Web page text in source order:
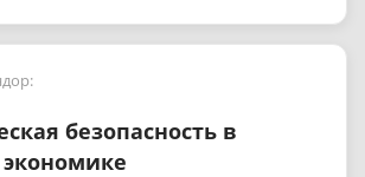
безопасность в